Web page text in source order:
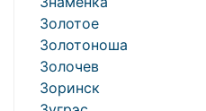
Золотое
Золотоноша
Золочев
Зоринск